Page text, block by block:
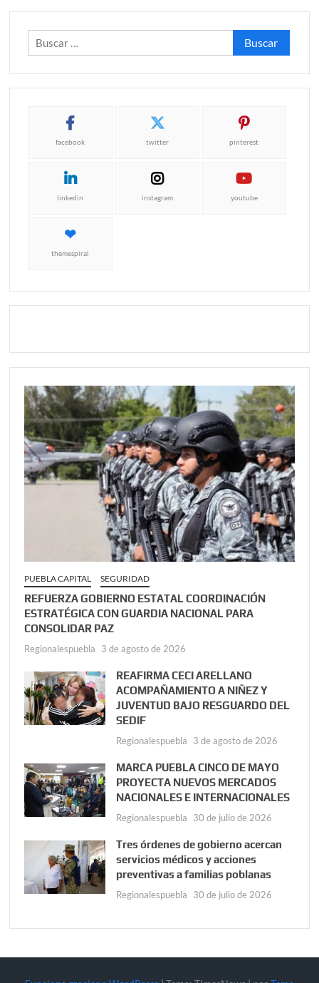
Buscar:
facebook twitter pinterest
linkedin instagram youtube
themespiral
PUEBLA CAPITAL SEGURIDAD
REFUERZA GOBIERNO ESTATAL COORDINACIÓN
ESTRATÉGICA CON GUARDIA NACIONAL PARA
CONSOLIDAR PAZ
Regionalespuebla 3 de agosto de 2026
REAFIRMA CECI ARELLANO
ACOMPAÑAMIENTO A NIÑEZ Y
JUVENTUD BAJO RESGUARDO DEL
SEDIF
Regionalespuebla 3 de agosto de 2026
MARCA PUEBLA CINCO DE MAYO
PROYECTA NUEVOS MERCADOS
NACIONALES E INTERNACIONALES
Regionalespuebla 30 de julio de 2026
Tres órdenes de gobierno acercan
servicios médicos y acciones
preventivas a familias poblanas
Regionalespuebla 30 de julio de 2026